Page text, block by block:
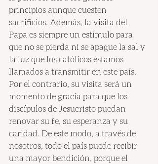
principios aunque cuesten
sacrificios. Además, la visita del
Papa es siempre un estímulo para
que no se pierda ni se apague la sal y
la luz que los católicos estamos
llamados a transmitir en este país.
Por el contrario, su visita será un
momento de gracia para que los
discípulos de Jesucristo puedan
renovar su fe, su esperanza y su
caridad. De este modo, a través de
nosotros, todo el país puede recibir
una mayor bendición, porque el